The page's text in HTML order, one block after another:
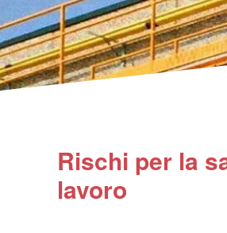
Rischi per la
lavoro